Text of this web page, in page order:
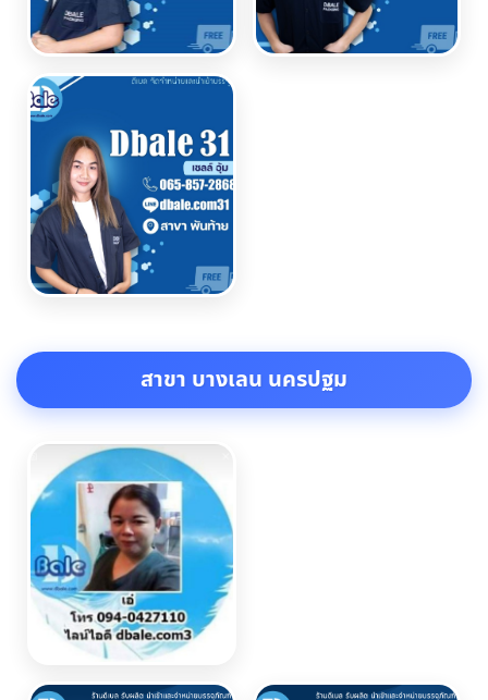
สาขา บางเลน นครปฐม